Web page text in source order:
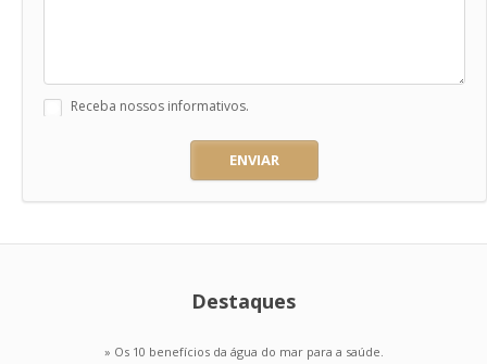
Receba nossos informativos.
ENVIAR
Destaques
» Os 10 benefícios da água do mar para a saúde.